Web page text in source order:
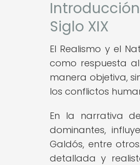
Siglo XIX
El Realismo y el
como respuesta
manera objetiva,
los conflictos
En la narrativa
dominantes,
Galdós, entre
detallada y